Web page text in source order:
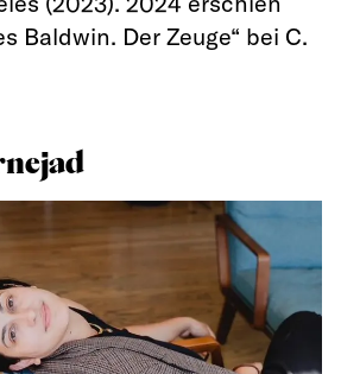
Baldwin. Der Zeuge“ bei C.